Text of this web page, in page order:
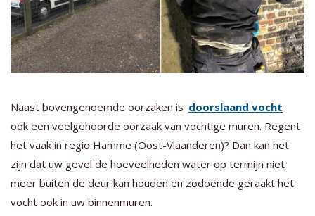
Naast bovengenoemde oorzaken is doorslaand vocht
ook een veelgehoorde oorzaak van vochtige muren. Regent
het vaak in regio Hamme (Oost-Vlaanderen)? Dan kan het
zijn dat uw gevel de hoeveelheden water op termijn niet
meer buiten de deur kan houden en zodoende geraakt het
vocht ook in uw binnenmuren.